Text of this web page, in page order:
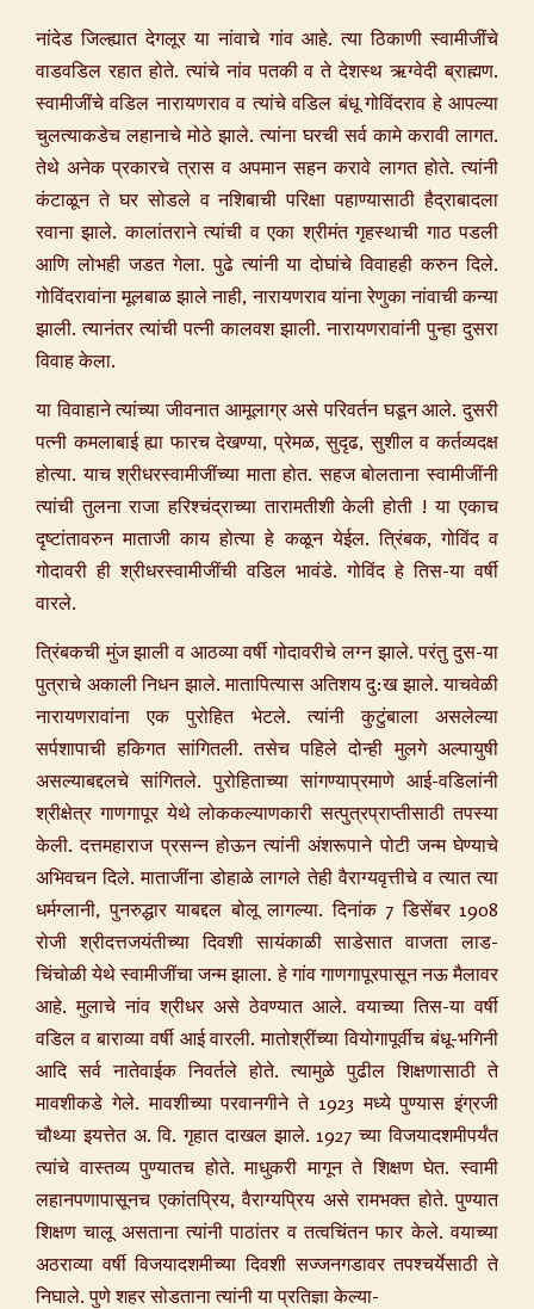
नांदेड जिल्ह्यात देगलूर या नांवाचे गांव आहे. त्या ठिकाणी स्वामीजींचे
वाडवडिल रहात होते. त्यांचे नांव पतकी व ते देशस्थ ऋग्वेदी ब्राह्मण.
स्वामीजींचे वडिल नारायणराव व त्यांचे वडिल बंधू गोविंदराव हे आपल्या
चुलत्याकडेच लहानाचे मोठे झाले. त्यांना घरची सर्व कामे करावी लागत.
तेथे अनेक प्रकारचे त्रास व अपमान सहन करावे लागत होते. त्यांनी
कंटाळून ते घर सोडले व नशिबाची परिक्षा पहाण्यासाठी हैद्राबादला
रवाना झाले. कालांतराने त्यांची व एका श्रीमंत गृहस्थाची गाठ पडली
आणि लोभही जडत गेला. पुढे त्यांनी या दोघांचे विवाहही करुन दिले.
गोविंदरावांना मूलबाळ झाले नाही, नारायणराव यांना रेणुका नांवाची कन्या
झाली. त्यानंतर त्यांची पत्नी कालवश झाली. नारायणरावांनी पुन्हा दुसरा
विवाह केला.
या विवाहाने त्यांच्या जीवनात आमूलाग्र असे परिवर्तन घडून आले. दुसरी
पत्नी कमलाबाई ह्या फारच देखण्या, प्रेमळ, सुदृढ, सुशील व कर्तव्यदक्ष
होत्या. याच श्रीधरस्वामीजींच्या माता होत. सहज बोलताना स्वामीजींनी
त्यांची तुलना राजा हरिश्चंद्राच्या तारामतीशी केली होती ! या एकाच
दृष्टांतावरुन माताजी काय होत्या हे कळून येईल. त्रिंबक, गोविंद व
गोदावरी ही श्रीधरस्वामीजींची वडिल भावंडे. गोविंद हे तिस-या वर्षी
वारले.
त्रिंबकची मुंज झाली व आठव्या वर्षी गोदावरीचे लग्न झाले. परंतु दुस-या
पुत्राचे अकाली निधन झाले. मातापित्यास अतिशय दु:ख झाले. याचवेळी
नारायणरावांना एक पुरोहित भेटले. त्यांनी कुटुंबाला असलेल्या
सर्पशापाची हकिगत सांगितली. तसेच पहिले दोन्ही मुलगे अल्पायुषी
असल्याबद्दलचे सांगितले. पुरोहिताच्या सांगण्याप्रमाणे आई-वडिलांनी
श्रीक्षेत्र गाणगापूर येथे लोककल्याणकारी सत्पुत्रप्राप्तीसाठी तपस्या
केली. दत्तमहाराज प्रसन्न होऊन त्यांनी अंशरूपाने पोटी जन्म घेण्याचे
अभिवचन दिले. माताजींना डोहाळे लागले तेही वैराग्यवृत्तीचे व त्यात त्या
धर्मग्लानी, पुनरुद्धार याबद्दल बोलू लागल्या. दिनांक 7 डिसेंबर 1908
रोजी श्रीदत्तजयंतीच्या दिवशी सायंकाळी साडेसात वाजता लाड-
चिंचोळी येथे स्वामीजींचा जन्म झाला. हे गांव गाणगापूरपासून नऊ मैलावर
आहे. मुलाचे नांव श्रीधर असे ठेवण्यात आले. वयाच्या तिस-या वर्षी
वडिल व बाराव्या वर्षी आई वारली. मातोश्रींच्या वियोगापूर्वीच बंधू-भगिनी
आदि सर्व नातेवाईक निवर्तले होते. त्यामुळे पुढील शिक्षणासाठी ते
मावशीकडे गेले. मावशीच्या परवानगीने ते 1923 मध्ये पुण्यास इंग्रजी
चौथ्या इयत्तेत अ. वि. गृहात दाखल झाले. 1927 च्या विजयादशमीपर्यंत
त्यांचे वास्तव्य पुण्यातच होते. माधुकरी मागून ते शिक्षण घेत. स्वामी
लहानपणापासूनच एकांतप्रिय, वैराग्यप्रिय असे रामभक्त होते. पुण्यात
शिक्षण चालू असताना त्यांनी पाठांतर व तत्वचिंतन फार केले. वयाच्या
अठराव्या वर्षी विजयादशमीच्या दिवशी सज्जनगडावर तपश्चर्येसाठी ते
निघाले. पुणे शहर सोडताना त्यांनी या प्रतिज्ञा केल्या-